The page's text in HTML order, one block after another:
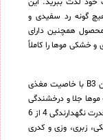
گونه رد سفیدی و
همچنین دارای
و وزی و خشکی موها را کاملاً
این محصول دارای فرمولاسیونی حاوی پانتنول و ویتامین B3 با خاصیت مغذی
موها جلا و درخشندگی
می دهد. موس مو فر کننده و مراقبت کننده نیوا دارای قدرت نگهدارندگی 4 از 6
زبری، وزی و کدری